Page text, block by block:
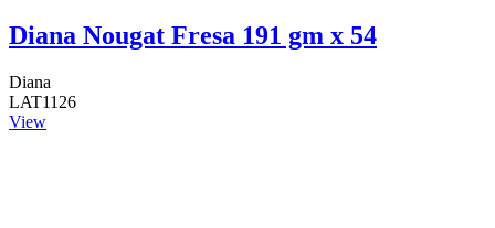
Diana Nougat Fresa 191 gm x 54
Diana
LAT1126
View